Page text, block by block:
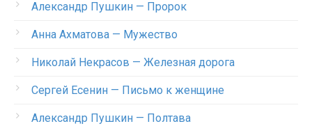
Александр Пушкин — Пророк
Анна Ахматова — Мужество
Николай Некрасов — Железная дорога
Сергей Есенин — Письмо к женщине
Александр Пушкин — Полтава